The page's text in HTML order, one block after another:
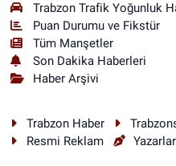
Trabzon Trafik Yoğunluk
Puan Durumu ve Fikstür
Tüm Manşetler
Son Dakika Haberleri
Haber Arşivi
Trabzon Haber
Resmi Reklam
Yazarlar